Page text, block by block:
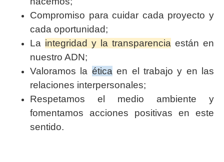
Compromiso para cuidar cada proyecto y
cada oportunidad;
La integridad y la transparencia están en
nuestro ADN;
Valoramos la éticaen el trabajo y en las
relaciones interpersonales;
Respetamos el medio ambiente y
fomentamos acciones positivas en este
sentido.